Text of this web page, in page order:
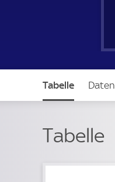
Tabelle Daten
Tabelle